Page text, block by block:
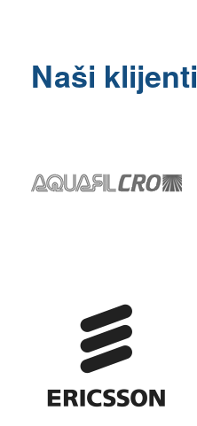
Naši klijenti